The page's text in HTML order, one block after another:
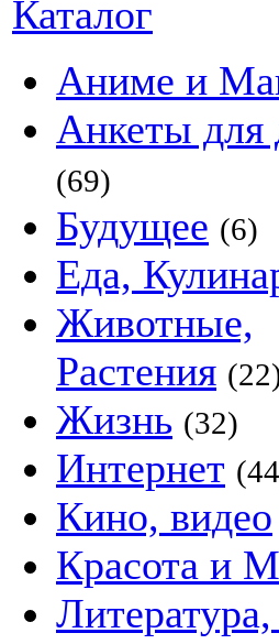
Каталог
Аниме и
Анкеты для
(69)
Будущее (6)
Еда,
Животные,
Растения
Жизнь (32)
Интернет
Кино, видео
Красота и